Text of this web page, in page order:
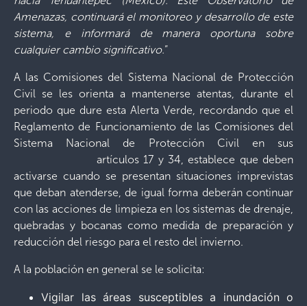
Amenazas, continuará el monitoreo y desarrollo de este
sistema, e informará de manera oportuna sobre
cualquier cambio significativo.”
A las Comisiones del Sistema Nacional de Protección
Civil se les orienta a mantenerse atentas, durante el
periodo que dure esta Alerta Verde, recordando que el
Reglamento de Funcionamiento de las Comisiones del
Sistema Nacional de Protección Civil en sus
artículos 17 y 34, establece que deben
activarse cuando se presentan situaciones imprevistas
que deban atenderse, de igual forma deberán continuar
con las acciones de limpieza en los sistemas de drenaje,
quebradas y bocanas como medida de preparación y
reducción del riesgo para el resto del invierno.
A la población en general se le solicita:
Vigilar las áreas susceptibles a inundación o